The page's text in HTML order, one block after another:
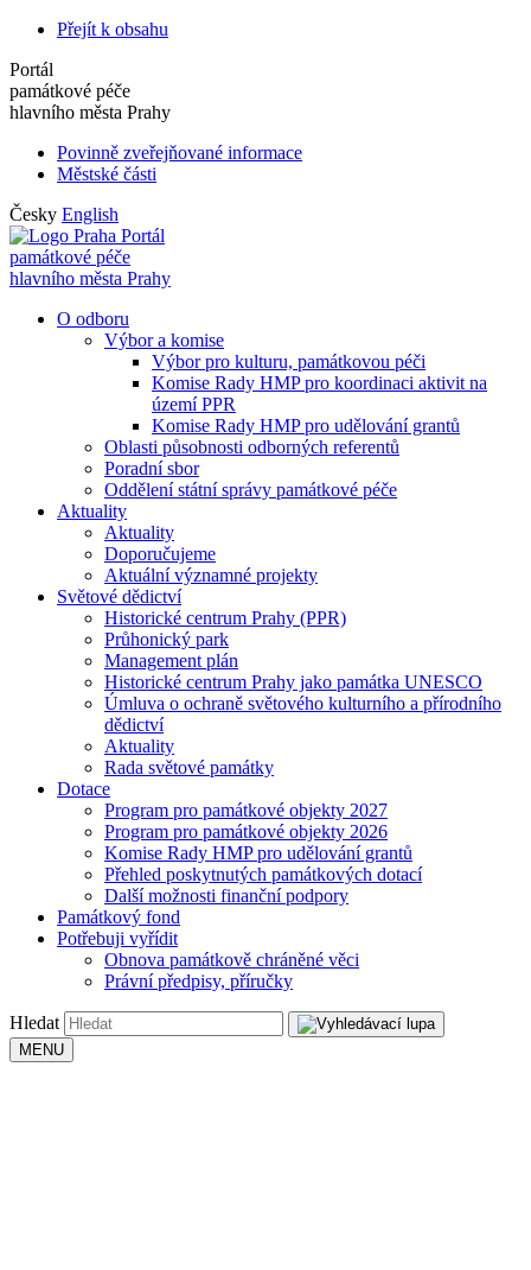
Přejít k obsahu
Portál
památkové péče
hlavního města Prahy
Povinně zveřejňované informace
Městské části
Česky English
Portál
památkové péče
hlavního města Prahy
O odboru
Výbor a komise
Výbor pro kulturu, památkovou péči
Komise Rady HMP pro koordinaci aktivit na
území PPR
Komise Rady HMP pro udělování grantů
Oblasti působnosti odborných referentů
Poradní sbor
Oddělení státní správy památkové péče
Aktuality
Aktuality
Doporučujeme
Aktuální významné projekty
Světové dědictví
Historické centrum Prahy (PPR)
Průhonický park
Management plán
Historické centrum Prahy jako památka UNESCO
Úmluva o ochraně světového kulturního a přírodního
dědictví
Aktuality
Rada světové památky
Dotace
Program pro památkové objekty 2027
Program pro památkové objekty 2026
Komise Rady HMP pro udělování grantů
Přehled poskytnutých památkových dotací
Další možnosti finanční podpory
Památkový fond
Potřebuji vyřídit
Obnova památkově chráněné věci
Právní předpisy, příručky
Hledat
MENU